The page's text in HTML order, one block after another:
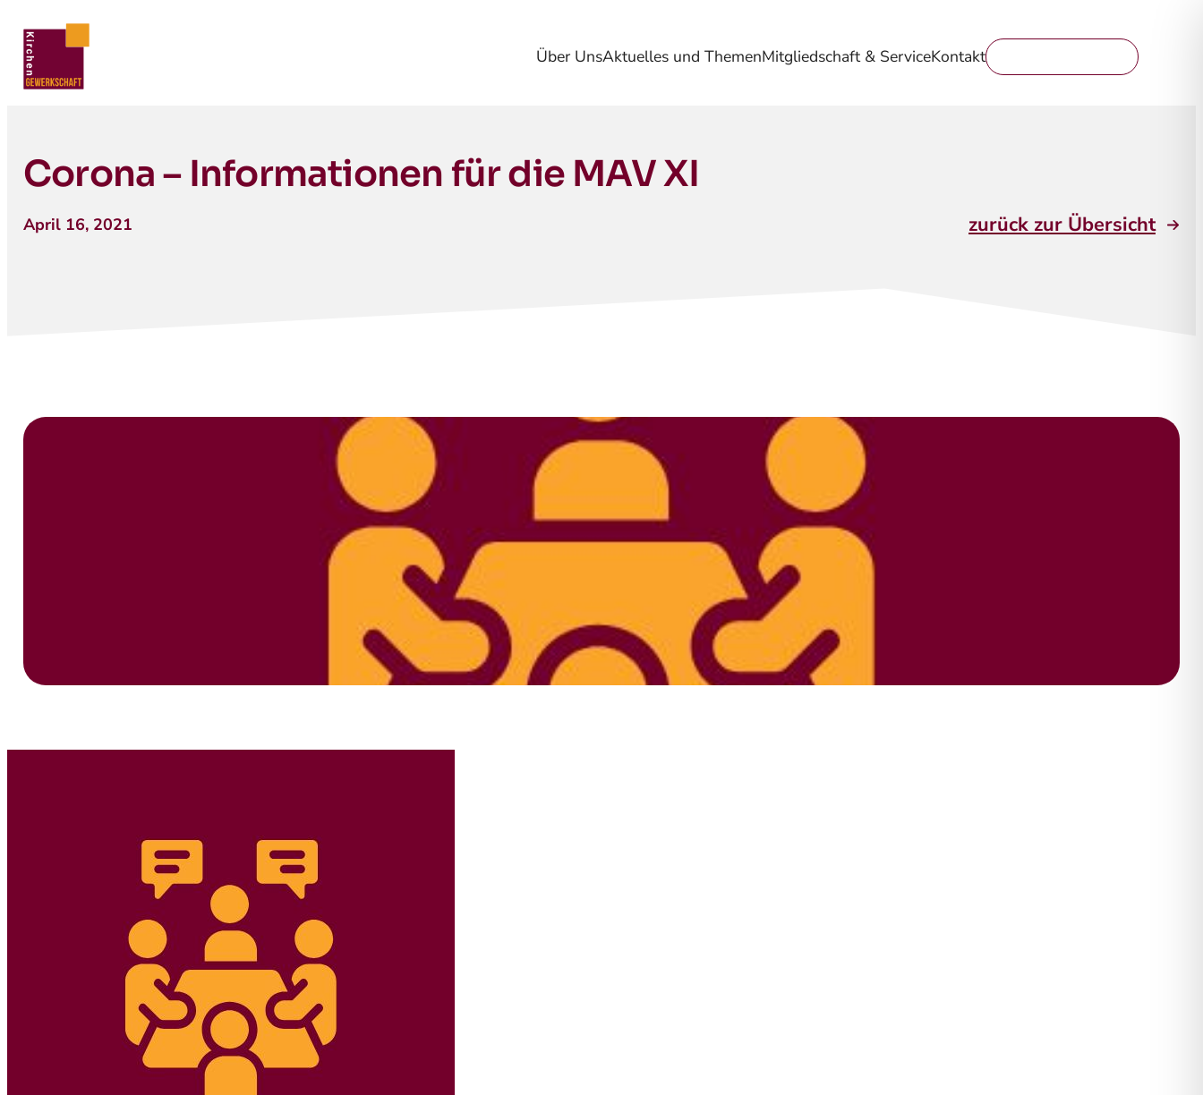
Über UnsAktuelles und ThemenMitgliedschaft & ServiceKontakt
Corona – Informationen für die MAV XI
April 16, 2021 zurück zur Übersicht